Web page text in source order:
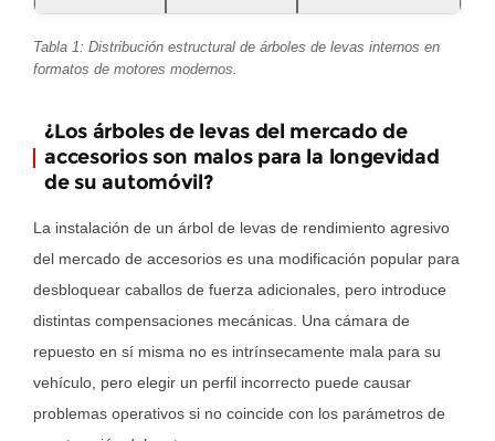
del
tren
de
4.0.2
Fallos
de
encendido
persistentes
en
cilindros
4.0.3
Tabla 1: Distribución estructural de árboles de levas internos en
formatos de motores modernos.
¿Los árboles de levas del mercado de
accesorios son malos para la longevidad
de su automóvil?
La instalación de un árbol de levas de rendimiento agresivo
del mercado de accesorios es una modificación popular para
desbloquear caballos de fuerza adicionales, pero introduce
distintas compensaciones mecánicas. Una cámara de
repuesto en sí misma no es intrínsecamente mala para su
vehículo, pero elegir un perfil incorrecto puede causar
problemas operativos si no coincide con los parámetros de